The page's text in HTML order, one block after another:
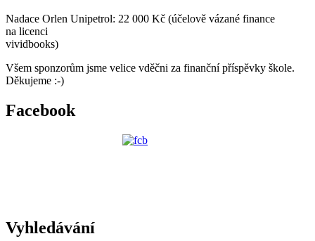
Nadace Orlen Unipetrol: 22 000 Kč (účelově vázané finance
na licenci
vividbooks)
Všem sponzorům jsme velice vděčni za finanční příspěvky škole.
Děkujeme :-)
Facebook
Vyhledávání